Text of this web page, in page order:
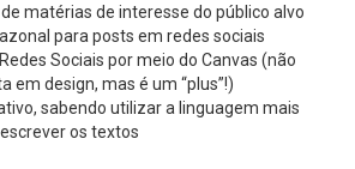
matérias de interesse do público alvo
para posts em redes sociais
Sociais por meio do Canvas (não
em design, mas é um “plus”!)
sabendo utilizar a linguagem mais
os textos